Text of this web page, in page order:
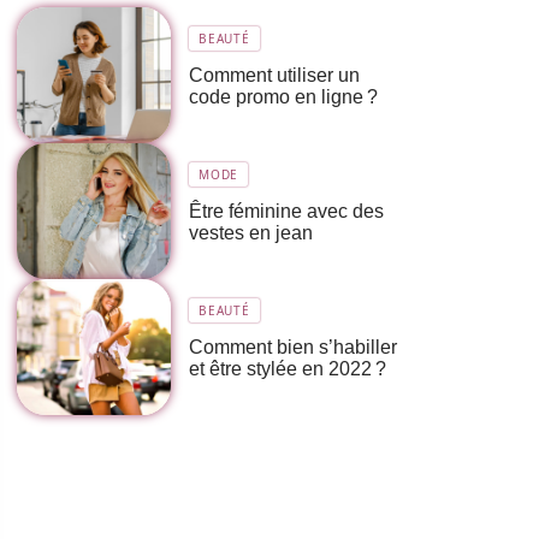
BEAUTÉ
Comment utiliser un
code promo en ligne ?
MODE
Être féminine avec des
vestes en jean
BEAUTÉ
Comment bien s’habiller
et être stylée en 2022 ?